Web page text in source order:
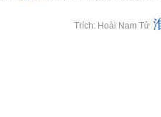
Trích: Hoài Nam Tử